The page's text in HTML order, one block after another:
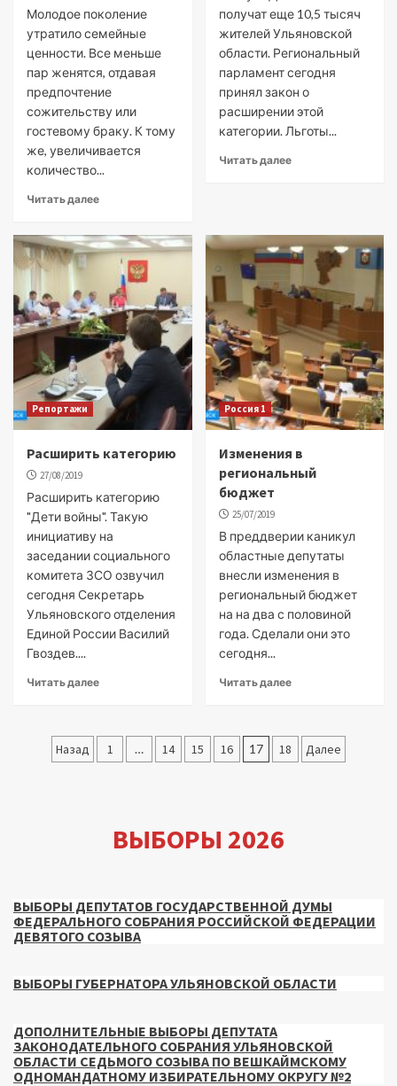
Молодое поколение
утратило семейные
ценности. Все меньше
пар женятся, отдавая
предпочтение
сожительству или
гостевому браку. К тому
же, увеличивается
количество...
Читать далее
получат еще 10,5 тысяч
жителей Ульяновской
области. Региональный
парламент сегодня
принял закон о
расширении этой
категории. Льготы...
Читать далее
Репортажи
Расширить категорию
27/08/2019
Расширить категорию
"Дети войны". Такую
инициативу на
заседании социального
комитета ЗСО озвучил
сегодня Секретарь
Ульяновского отделения
Единой России Василий
Гвоздев....
Читать далее
Россия 1
Изменения в
региональный
бюджет
25/07/2019
В преддверии каникул
областные депутаты
внесли изменения в
региональный бюджет
на на два с половиной
года. Сделали они это
сегодня...
Читать далее
Пагинация
Назад 1 … 14 15 16 17 18 Далее
ВЫБОРЫ 2026
ВЫБОРЫ ДЕПУТАТОВ ГОСУДАРСТВЕННОЙ ДУМЫ
ФЕДЕРАЛЬНОГО СОБРАНИЯ РОССИЙСКОЙ ФЕДЕРАЦИИ
ДЕВЯТОГО СОЗЫВА
ВЫБОРЫ ГУБЕРНАТОРА УЛЬЯНОВСКОЙ ОБЛАСТИ
ДОПОЛНИТЕЛЬНЫЕ ВЫБОРЫ ДЕПУТАТА
ЗАКОНОДАТЕЛЬНОГО СОБРАНИЯ УЛЬЯНОВСКОЙ
ОБЛАСТИ СЕДЬМОГО СОЗЫВА ПО ВЕШКАЙМСКОМУ
ОДНОМАНДАТНОМУ ИЗБИРАТЕЛЬНОМУ ОКРУГУ №2